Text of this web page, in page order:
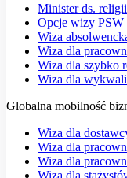
Minister ds. religii
Opcje wizy
Wiza
Wiza dla
Wiza dla szybko
Wiza dla
Globalna mobilność
Wiza dla
Wiza dla
Wiza dla
Wiza dla